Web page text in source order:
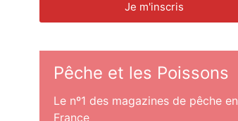
Pêche et les Poissons
Le nº1 des magazines de pêche en
France